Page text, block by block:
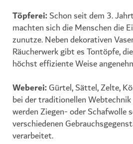
Töpferei:Schon seit dem 3.
machten sich die Menschen die
zunutze. Neben dekorativen
Räucherwerk gibt es Tontöpfe,
höchst effiziente Weise
Weberei:Gürtel, Sättel, Zelte,
bei der traditionellen Webtechnik
werden Ziegen- oder Schafwolle
verschiedenen
verarbeitet.